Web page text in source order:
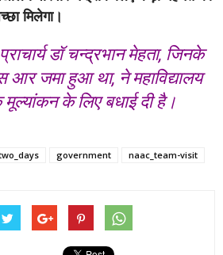
मिलेगा।
डॉ चन्द्रभान मेहता, जिनके
आर जमा हुआ था, ने महाविद्यालय
मूल्यांकन के लिए बधाई दी है।
government naac_team-visit